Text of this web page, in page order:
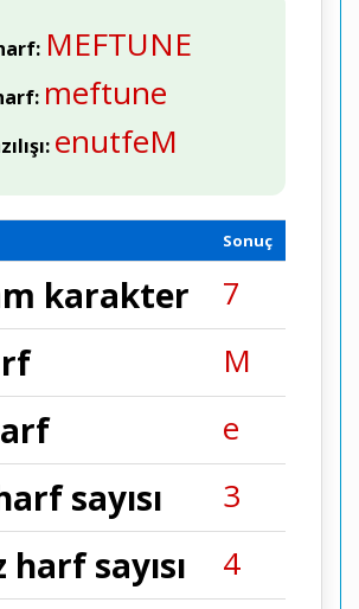
MEFTUNE
meftune
enutfeM
Sonuç
karakter 7
M
e
sayısı 3
harf sayısı 4